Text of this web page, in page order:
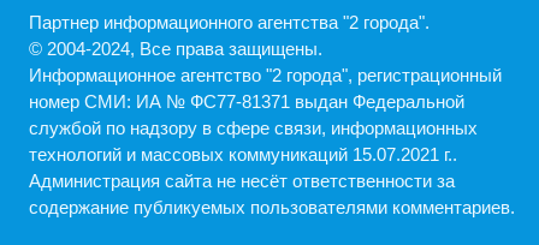
Партнер информационного агентства "2 города".
© 2004-2024, Все права защищены.
Информационное агентство "2 города", регистрационный
номер СМИ: ИА № ФС77-81371 выдан Федеральной
службой по надзору в сфере связи, информационных
технологий и массовых коммуникаций 15.07.2021 г..
Администрация cайта не несёт ответственности за
содержание публикуемых пользователями комментариев.